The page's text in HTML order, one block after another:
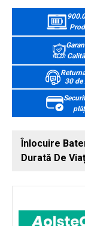
30 de
Înlocuire
Durată De